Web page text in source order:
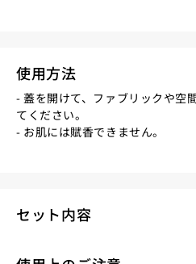
使用方法
- 蓋を開けて、ファブリックや空
てください。
- お肌には賦香できません。
セット内容